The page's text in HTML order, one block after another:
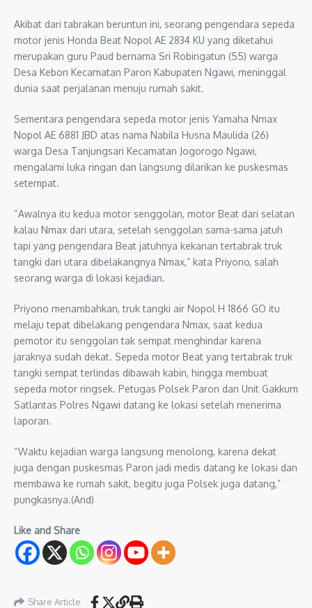
Akibat dari tabrakan beruntun ini, seorang pengendara sepeda
motor jenis Honda Beat Nopol AE 2834 KU yang diketahui
merupakan guru Paud bernama Sri Robingatun (55) warga
Desa Kebon Kecamatan Paron Kabupaten Ngawi, meninggal
dunia saat perjalanan menuju rumah sakit.
Sementara pengendara sepeda motor jenis Yamaha Nmax
Nopol AE 6881 JBD atas nama Nabila Husna Maulida (26)
warga Desa Tanjungsari Kecamatan Jogorogo Ngawi,
mengalami luka ringan dan langsung dilarikan ke puskesmas
setempat.
“Awalnya itu kedua motor senggolan, motor Beat dari selatan
kalau Nmax dari utara, setelah senggolan sama-sama jatuh
tapi yang pengendara Beat jatuhnya kekanan tertabrak truk
tangki dari utara dibelakangnya Nmax,” kata Priyono, salah
seorang warga di lokasi kejadian.
Priyono menambahkan, truk tangki air Nopol H 1866 GO itu
melaju tepat dibelakang pengendara Nmax, saat kedua
pemotor itu senggolan tak sempat menghindar karena
jaraknya sudah dekat. Sepeda motor Beat yang tertabrak truk
tangki sempat terlindas dibawah kabin, hingga membuat
sepeda motor ringsek. Petugas Polsek Paron dan Unit Gakkum
Satlantas Polres Ngawi datang ke lokasi setelah menerima
laporan.
“Waktu kejadian warga langsung menolong, karena dekat
juga dengan puskesmas Paron jadi medis datang ke lokasi dan
membawa ke rumah sakit, begitu juga Polsek juga datang,”
pungkasnya.(And)
Like and Share
Share Article